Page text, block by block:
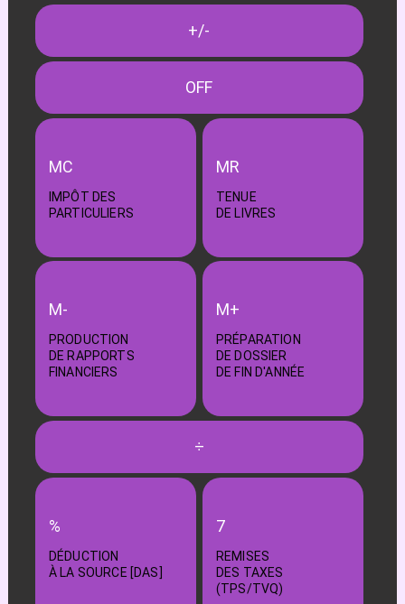
+/-
OFF
MC
IMPÔT DES
PARTICULIERS
MR
TENUE
DE LIVRES
M-
PRODUCTION
DE RAPPORTS
FINANCIERS
M+
PRÉPARATION
DE DOSSIER
DE FIN D'ANNÉE
÷
%
DÉDUCTION
À LA SOURCE [DAS]
7
REMISES
DES TAXES
(TPS/TVQ)